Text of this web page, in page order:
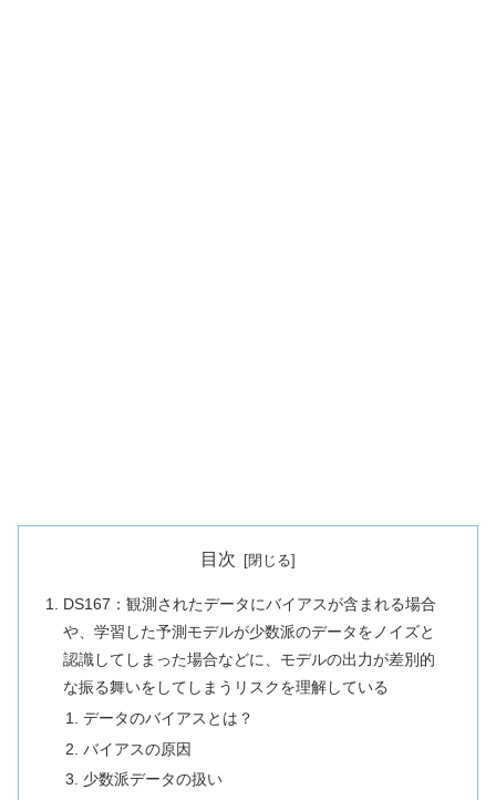
目次
DS167：観測されたデータにバイアスが含まれる場合
や、学習した予測モデルが少数派のデータをノイズと
認識してしまった場合などに、モデルの出力が差別的
な振る舞いをしてしまうリスクを理解している
データのバイアスとは？
バイアスの原因
少数派データの扱い